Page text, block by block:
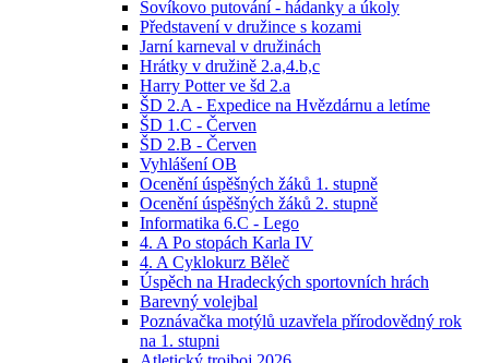
Sovíkovo putování - hádanky a úkoly
Představení v družince s kozami
Jarní karneval v družinách
Hrátky v družině 2.a,4.b,c
Harry Potter ve šd 2.a
ŠD 2.A - Expedice na Hvězdárnu a letíme
ŠD 1.C - Červen
ŠD 2.B - Červen
Vyhlášení OB
Ocenění úspěšných žáků 1. stupně
Ocenění úspěšných žáků 2. stupně
Informatika 6.C - Lego
4. A Po stopách Karla IV
4. A Cyklokurz Běleč
Úspěch na Hradeckých sportovních hrách
Barevný volejbal
Poznávačka motýlů uzavřela přírodovědný rok
na 1. stupni